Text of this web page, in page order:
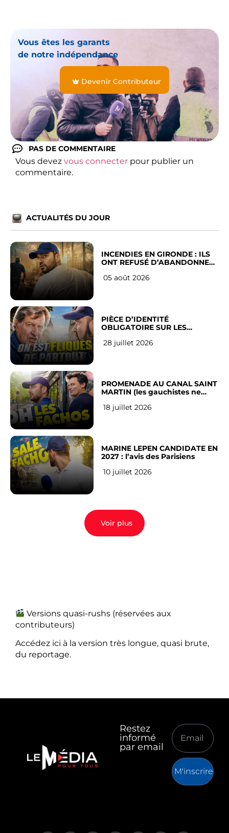
Vous êtes les garants
de notre indépendance
Devenir Contributeur
PAS DE COMMENTAIRE
Vous devez vous connecter pour publier un
commentaire.
ACTUALITÉS DU JOUR
INCENDIES EN GIRONDE : ILS
ONT REFUSÉ D’ABANDONNER
05 août 2026
PIÈCE D’IDENTITÉ
OBLIGATOIRE SUR LES
Français
28 juillet 2026
PROMENADE AU CANAL SAINT
MARTIN (les gauchistes ne
18 juillet 2026
MARINE LEPEN CANDIDATE EN
2027 : l’avis des Parisiens
10 juillet 2026
Voir plus
Versions quasi-rushs (réservées aux
contributeurs)
Accédez ici à la version très longue, quasi brute,
du reportage.
Restez
informé
par email
M'inscrire